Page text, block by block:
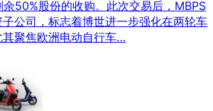
余50%股份的收购。此次交易后，MBPS
公司，标志着博世进一步强化在两轮车
聚焦欧洲电动自行车…